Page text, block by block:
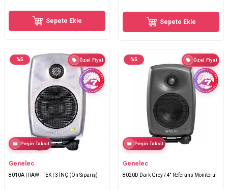
Sepete Ekle Sepete Ekle
%5 Özel Fiyat
Peşin Taksit
Genelec
8010A | RAW | TEK | 3 İNÇ (Ön Sipariş)
%5 Özel Fiyat
Peşin Taksit
Genelec
8020D Dark Grey / 4'' Referans Monitörü